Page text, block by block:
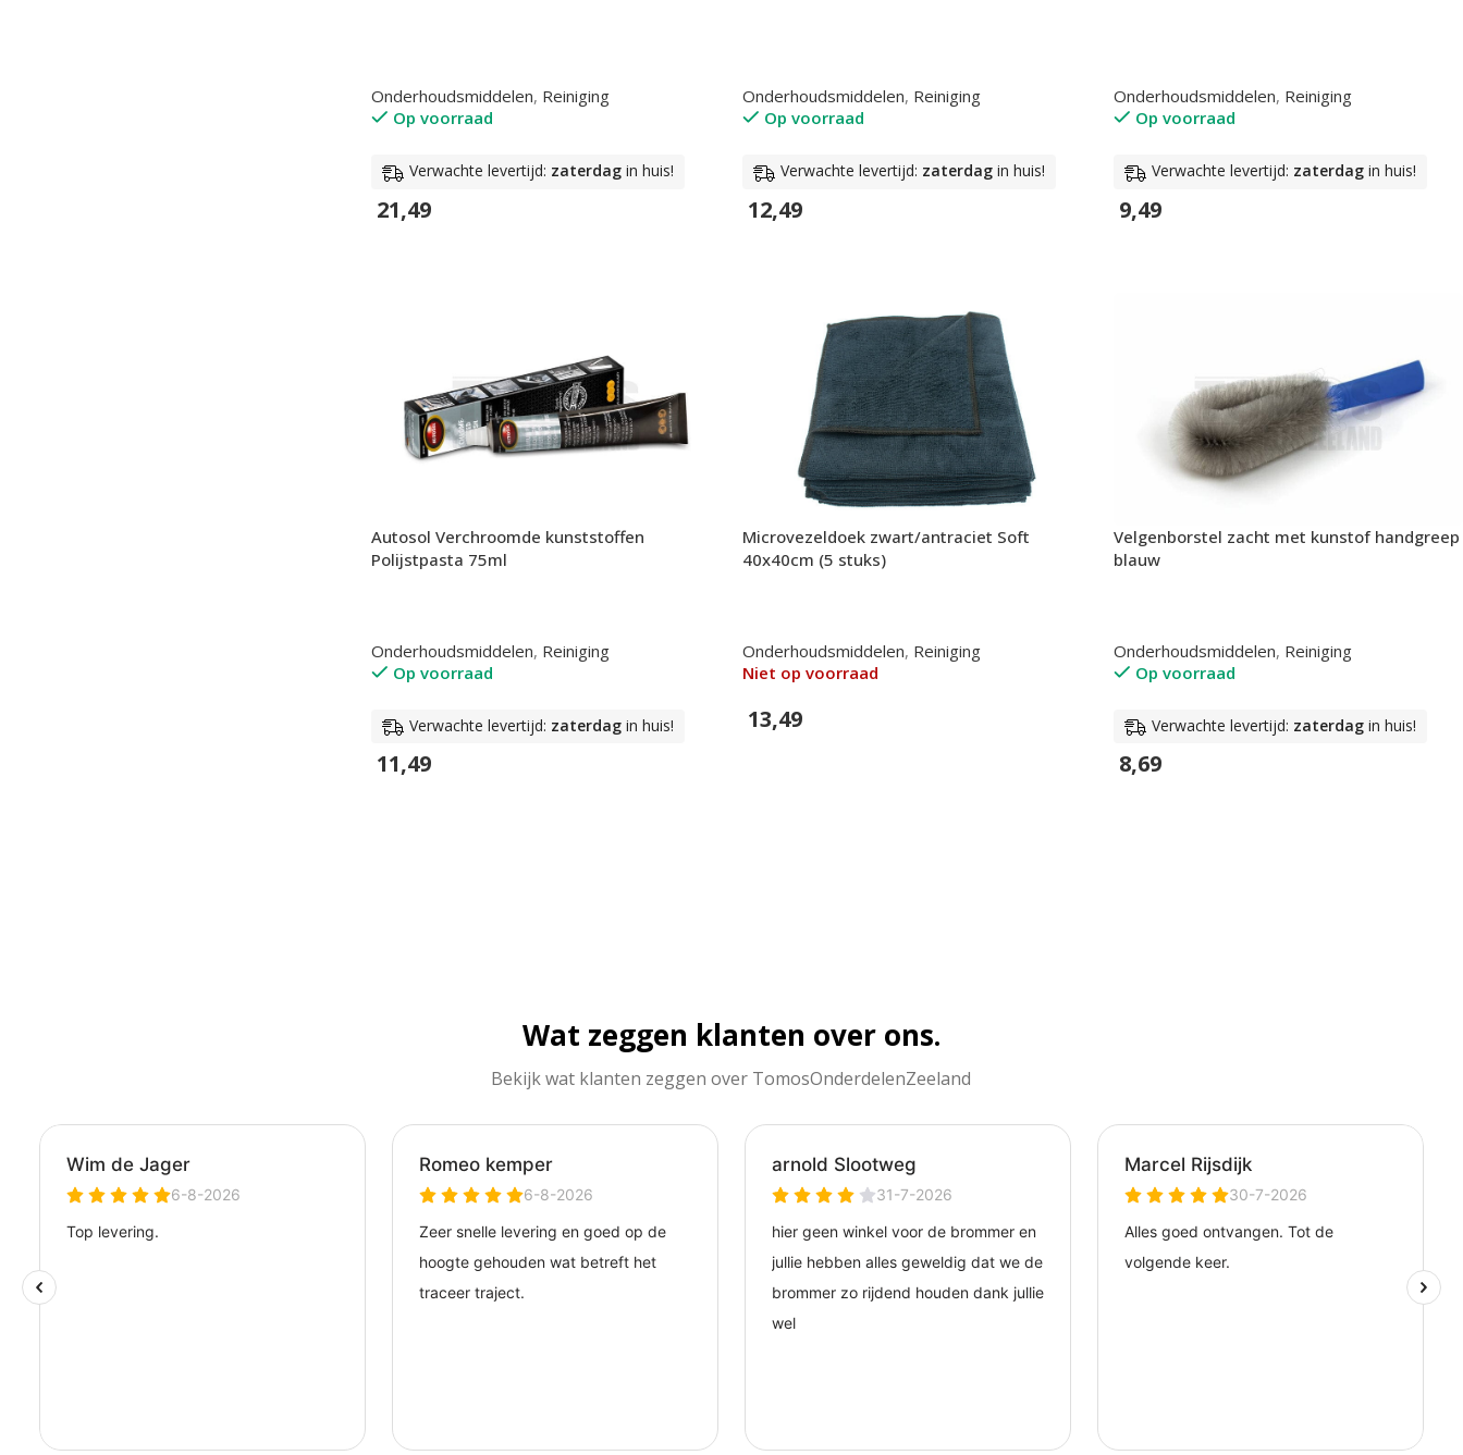
Onderhoudsmiddelen, Reiniging
Op voorraad
Verwachte levertijd: zaterdag in huis!
21,49
Onderhoudsmiddelen, Reiniging
Op voorraad
Verwachte levertijd: zaterdag in huis!
12,49
Onderhoudsmiddelen, Reiniging
Op voorraad
Verwachte levertijd: zaterdag in huis!
9,49
Autosol Verchroomde kunststoffen
Polijstpasta 75ml
Onderhoudsmiddelen, Reiniging
Op voorraad
Verwachte levertijd: zaterdag in huis!
11,49
Microvezeldoek zwart/antraciet Soft
40x40cm (5 stuks)
Onderhoudsmiddelen, Reiniging
Niet op voorraad
13,49
Velgenborstel zacht met kunstof handgreep
blauw
Onderhoudsmiddelen, Reiniging
Op voorraad
Verwachte levertijd: zaterdag in huis!
8,69
Wat zeggen klanten over ons.
Bekijk wat klanten zeggen over TomosOnderdelenZeeland